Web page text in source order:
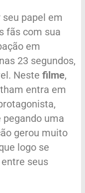
papel em
fãs com sua
em
23 segundos,
Neste filme,
entra em
pegando uma
gerou muito
logo se
seus